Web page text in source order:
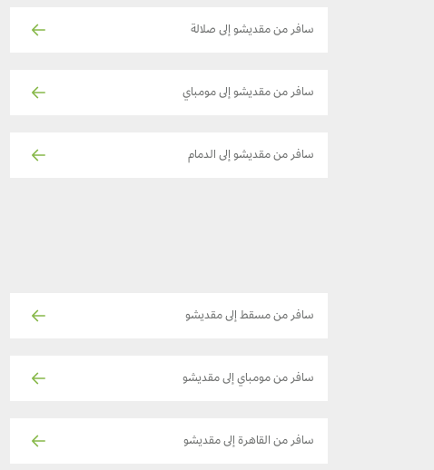
سافر من مقديشو إلى صلالة
سافر من مقديشو إلى مومباي
سافر من مقديشو إلى الدمام
سافر من مسقط إلى مقديشو
سافر من مومباي إلى مقديشو
سافر من القاهرة إلى مقديشو